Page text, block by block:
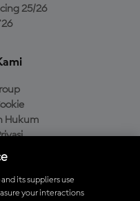
25/26
Hukum
its suppliers use
your interactions